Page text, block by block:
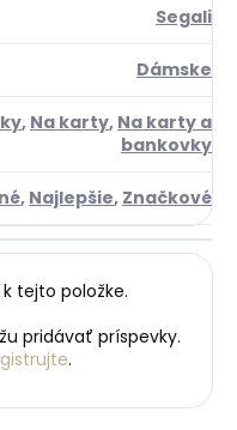
Segali
Dámske
, Na karty, Na karty a
bankovky
, Najlepšie, Značkové
tejto položke.
pridávať príspevky.
.